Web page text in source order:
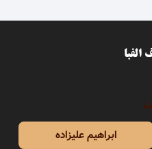
ابراهیم علیزاده